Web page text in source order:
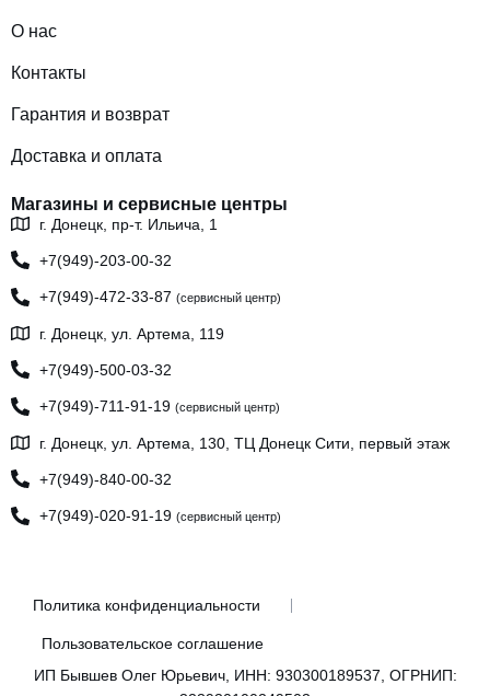
О нас
Контакты
Гарантия и возврат
Доставка и оплата
Магазины и сервисные центры
г. Донецк, пр-т. Ильича, 1
+7(949)-203-00-32
+7(949)-472-33-87(сервисный центр)
г. Донецк, ул. Артема, 119
+7(949)-500-03-32
+7(949)-711-91-19(сервисный центр)
г. Донецк, ул. Артема, 130, ТЦ Донецк Сити, первый этаж
+7(949)-840-00-32
+7(949)-020-91-19(сервисный центр)
Политика конфиденциальности
Пользовательское соглашение
ИП Бывшев Олег Юрьевич, ИНН: 930300189537, ОГРНИП: